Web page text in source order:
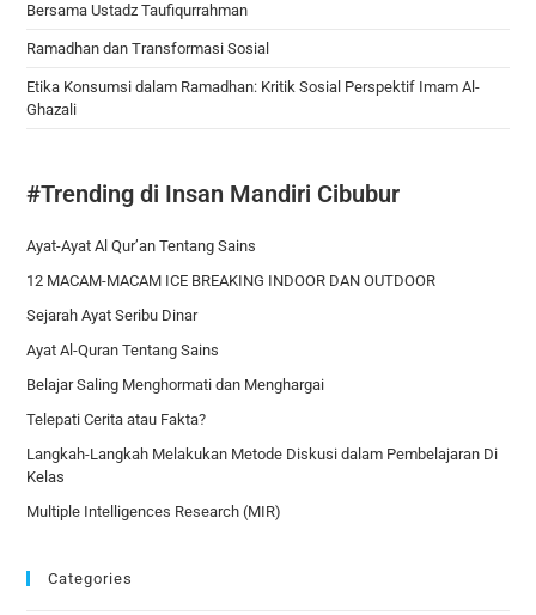
Bersama Ustadz Taufiqurrahman
Ramadhan dan Transformasi Sosial
Etika Konsumsi dalam Ramadhan: Kritik Sosial Perspektif Imam Al-
Ghazali
#Trending di Insan Mandiri Cibubur
Ayat-Ayat Al Qur’an Tentang Sains
12 MACAM-MACAM ICE BREAKING INDOOR DAN OUTDOOR
Sejarah Ayat Seribu Dinar
Ayat Al-Quran Tentang Sains
Belajar Saling Menghormati dan Menghargai
Telepati Cerita atau Fakta?
Langkah-Langkah Melakukan Metode Diskusi dalam Pembelajaran Di
Kelas
Multiple Intelligences Research (MIR)
Categories